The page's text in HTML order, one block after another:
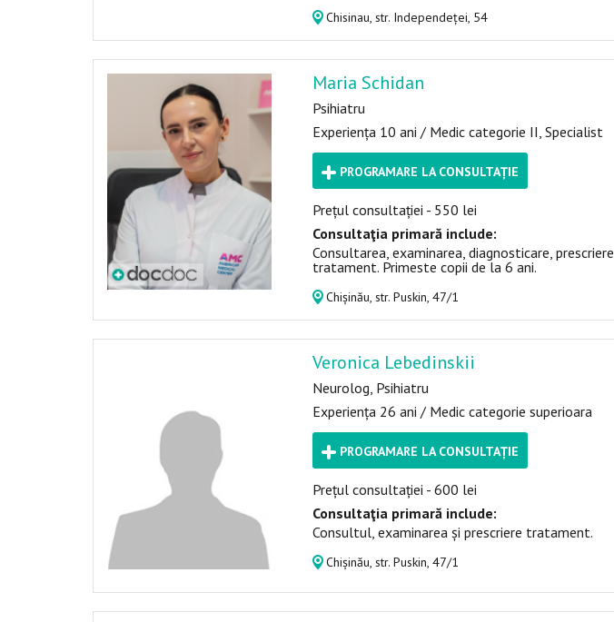
Chisinau, str. Independeței, 54
Maria Schidan
Psihiatru
Experiența 10 ani / Medic categorie II, Specialist
PROGRAMARE LA CONSULTAȚIE
Prețul consultației - 550 lei
Consultaţia primară include:
Consultarea, examinarea, diagnosticare, prescriere
tratament. Primeste copii de la 6 ani.
Chișinău, str. Puskin, 47/1
Veronica Lebedinskii
Neurolog, Psihiatru
Experiența 26 ani / Medic categorie superioara
PROGRAMARE LA CONSULTAȚIE
Prețul consultației - 600 lei
Consultaţia primară include:
Consultul, examinarea și prescriere tratament.
Chișinău, str. Puskin, 47/1